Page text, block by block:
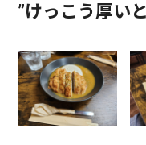
”けっこう厚い